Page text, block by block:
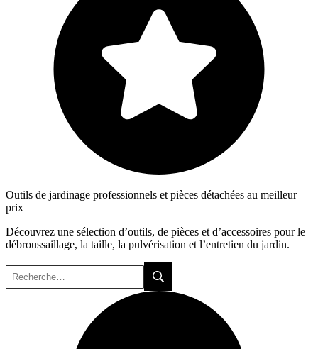
Outils de jardinage professionnels et pièces détachées au meilleur
prix
Découvrez une sélection d’outils, de pièces et d’accessoires pour le
débroussaillage, la taille, la pulvérisation et l’entretien du jardin.